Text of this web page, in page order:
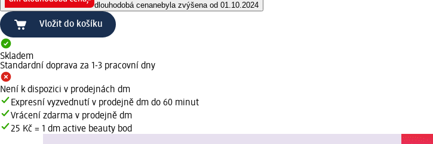
dlouhodobá cenanebyla zvýšena od 01.10.2024
Vložit do košíku
Skladem
Standardní doprava za 1-3 pracovní dny
Není k dispozici v prodejnách dm
Expresní vyzvednutí v prodejně dm do 60 minut
Vrácení zdarma v prodejně dm
25 Kč = 1 dm active beauty bod